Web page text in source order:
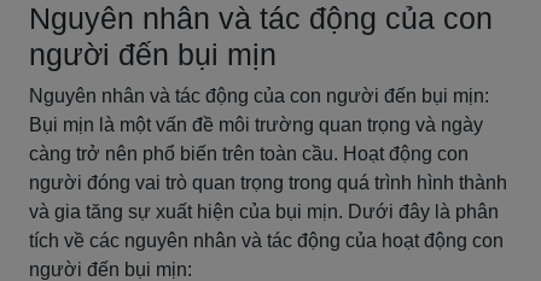
Nguyên nhân và tác động của con
người đến bụi mịn
Nguyên nhân và tác động của con người đến bụi mịn:
Bụi mịn là một vấn đề môi trường quan trọng và ngày
càng trở nên phổ biến trên toàn cầu. Hoạt động con
người đóng vai trò quan trọng trong quá trình hình thành
và gia tăng sự xuất hiện của bụi mịn. Dưới đây là phân
tích về các nguyên nhân và tác động của hoạt động con
người đến bụi mịn: